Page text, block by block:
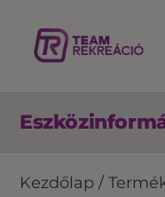
Kezdőlap /